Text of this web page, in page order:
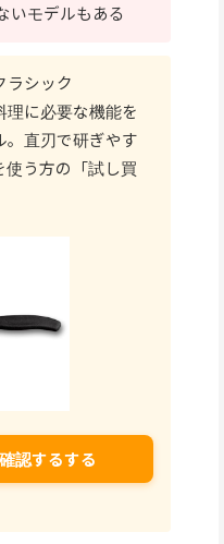
いモデルもある
シック
理に必要な機能を
。直刃で研ぎやす
使う方の「試し買
認するする